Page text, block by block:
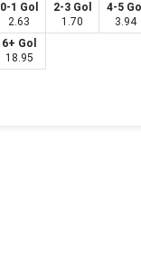
0-1 Gol
2.63
2-3 Gol
1.70
4-5 Gol
3.94
6+ Gol
18.95